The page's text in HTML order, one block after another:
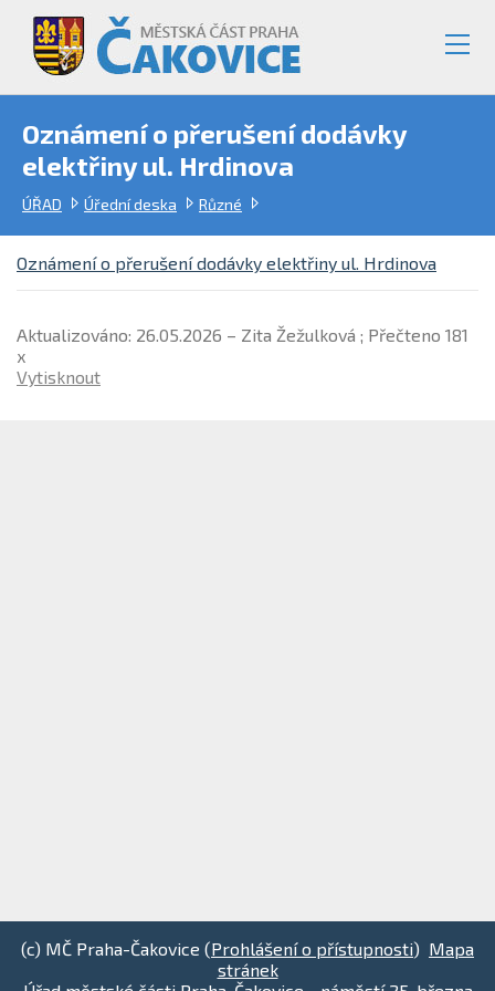
Oznámení o přerušení dodávky
elektřiny ul. Hrdinova
ÚŘAD Úřední deska Různé
Oznámení o přerušení dodávky elektřiny ul. Hrdinova
Aktualizováno: 26.05.2026 – Zita Žežulková ; Přečteno 181
x
Vytisknout
(c) MČ Praha-Čakovice (Prohlášení o přístupnosti) Mapa
stránek